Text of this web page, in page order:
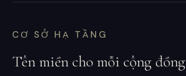
CƠ SỞ HẠ TẦNG
Tên miền cho mỗi cộng đồng